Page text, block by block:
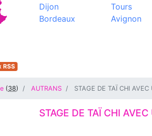
Dijon
Bordeaux
Tours
Avignon
RSS
(38) AUTRANS STAGE DE TAÏ CHI
STAGE DE TAÏ CHI